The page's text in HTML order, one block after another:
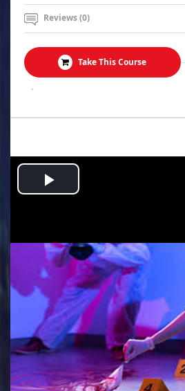
Reviews (0)
Take This Course
.
Play